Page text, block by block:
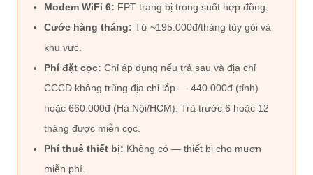
Modem WiFi 6: FPT trang bị trong suốt hợp đồng.
Cước hàng tháng: Từ ~195.000đ/tháng tùy gói và
khu vực.
Phí đặt cọc: Chỉ áp dụng nếu trả sau và địa chỉ
CCCD không trùng địa chỉ lắp — 440.000đ (tỉnh)
hoặc 660.000đ (Hà Nội/HCM). Trả trước 6 hoặc 12
tháng được miễn cọc.
Phí thuê thiết bị: Không có — thiết bị cho mượn
miễn phí.